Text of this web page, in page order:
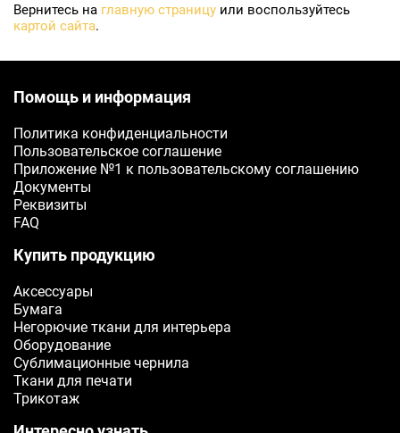
Вернитесь на главную страницу или воспользуйтесь
картой сайта.
Помощь и информация
Политика конфиденциальности
Пользовательское соглашение
Приложение №1 к пользовательскому соглашению
Документы
Реквизиты
FAQ
Купить продукцию
Аксессуары
Бумага
Негорючие ткани для интерьера
Оборудование
Сублимационные чернила
Ткани для печати
Трикотаж